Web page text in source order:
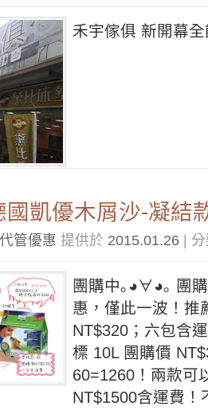
禾宇傢俱 新開幕
凱優木屑沙-凝結
管優惠 提供於 2015.01.26 |
團購中｡◕∀◕｡ 團
惠，僅此一波！推
NT$320；六包含
標 10L 團購價
60=1260！兩款可
NT$1500含運費！